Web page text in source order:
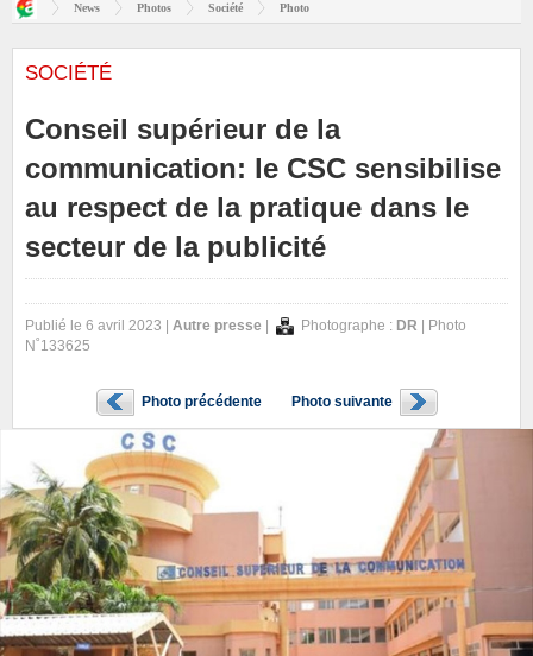
News Photos Société Photo
SOCIÉTÉ
Conseil supérieur de la
communication: le CSC sensibilise
au respect de la pratique dans le
secteur de la publicité
Publié le 6 avril 2023 | Autre presse Photographe : DR | Photo
N˚133625
Photo précédente Photo suivante